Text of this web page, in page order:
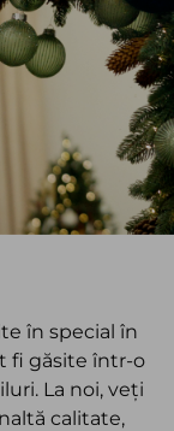
în special în
fi găsite într-o
La noi, veți
calitate,